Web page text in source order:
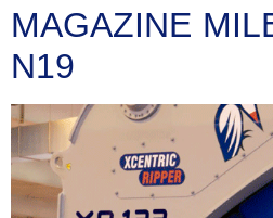
MAGAZINE
N19